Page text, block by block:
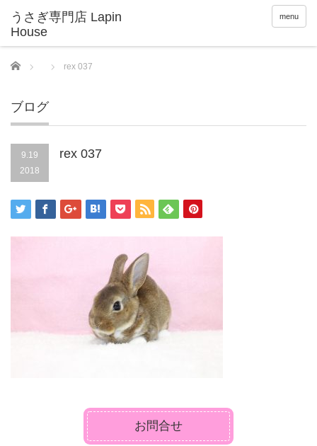
menu
Home rex 037
ブログ
9.19
2018
rex 037
お問合せ